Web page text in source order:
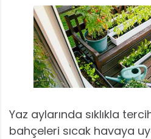
Yaz aylarında sıklıkla
bahçeleri sıcak havaya